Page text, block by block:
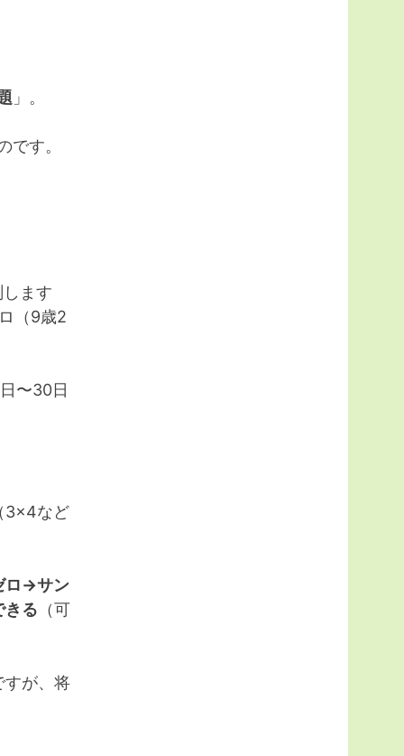
」。
です。
ます
（9歳2
〜30日
3×4など
ロ→サン
きる （可
すが、将